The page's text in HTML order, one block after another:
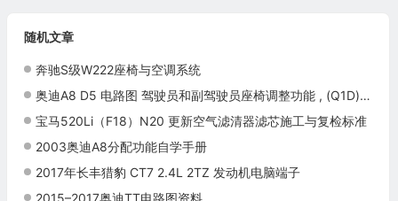
随机文章
奔驰S级W222座椅与空调系统
奥迪A8 D5 电路图 驾驶员和副驾驶员座椅调整功能 , (Q1D),(Q2J) 电路图
宝马520Li（F18）N20 更新空气滤清器滤芯施工与复检标准
2003奥迪A8分配功能自学手册
2017年长丰猎豹 CT7 2.4L 2TZ 发动机电脑端子
2015–2017奥迪TT电路图资料